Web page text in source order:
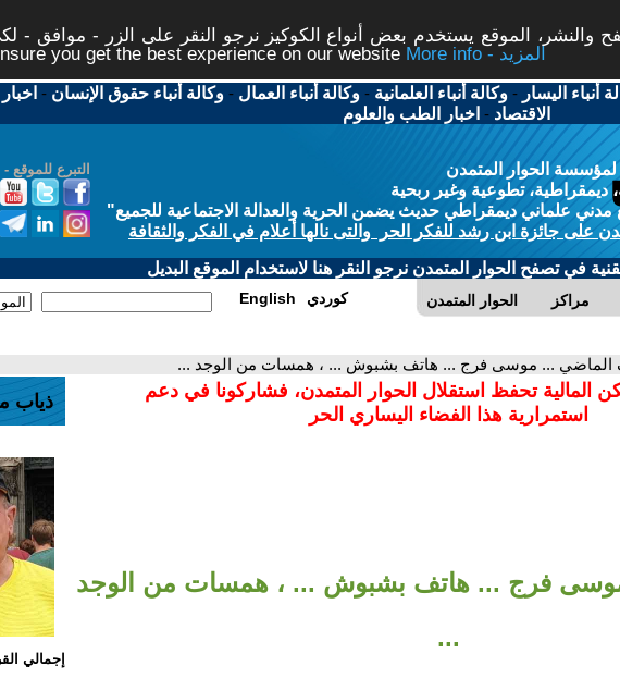
والنشر، الموقع يستخدم بعض أنواع الكوكيز نرجو النقر على الزر - موافق -
you get the best experience on our website
More info - المزيد
أنباء اليسار -وكالة أنباء العلمانية -وكالة أنباء العمال -وكالة أنباء حقوق الإنسان -
الاقتصاد - اخبار الطب والعلوم
التبرع للموقع
لمؤسسة الحوار المتمدن
ديمقراطية، تطوعية وغير ربحية
علماني ديمقراطي حديث يضمن الحرية والعدالة الاجتماعية للجميع"
على جائزة ابن رشد للفكر الحر والتى نالها أعلام في الفكر والثقافة
في تصفح الحوار المتمدن نرجو النقر هنا لاستخدام الموقع البديل
الحوار المتمدن مراكز English كوردي
الماضي ... موسى فرج ... هاتف بشبوش ... ، همسات من الوجد ...
المالية تحفظ استقلال الحوار المتمدن، فشاركونا في دعم
استمرارية هذا الفضاء اليساري الحر
فرج ... هاتف بشبوش ... ، همسات من الوجد
...
ذياب
إجمالي